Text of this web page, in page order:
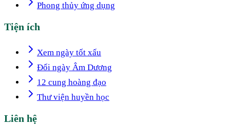
Phong thủy ứng dụng
Tiện ích
Xem ngày tốt xấu
Đổi ngày Âm Dương
12 cung hoàng đạo
Thư viện huyền học
Liên hệ